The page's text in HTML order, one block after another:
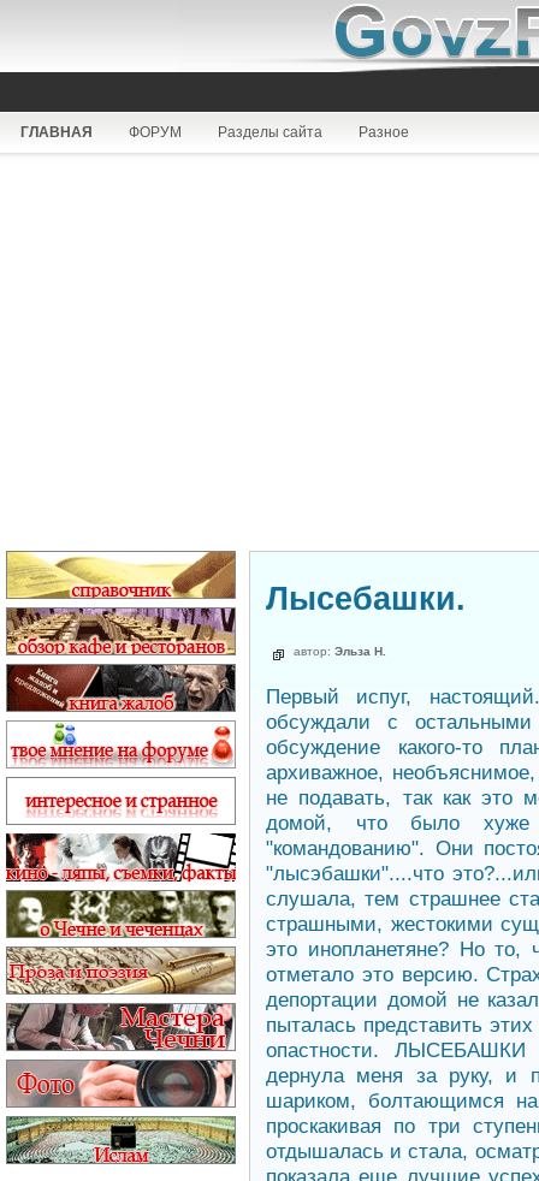
ГЛАВНАЯ ФОРУМ Разделы сайта Разное
Лысебашки.
автор: Эльза Н.
Первый испуг,
обсуждали с
обсуждение какого-то
архиважное,
не подавать, так как это
домой, что было
"командованию". Они
"лысэбашки"....что
слушала, тем страшнее
страшными, жестокими
это инопланетяне? Но то,
отметало это версию.
депортации домой не
пыталась представить
опастности.
дернула меня за руку, и
шариком, болтающимся
проскакивая по три
отдышалась и стала,
показала еще лучшие